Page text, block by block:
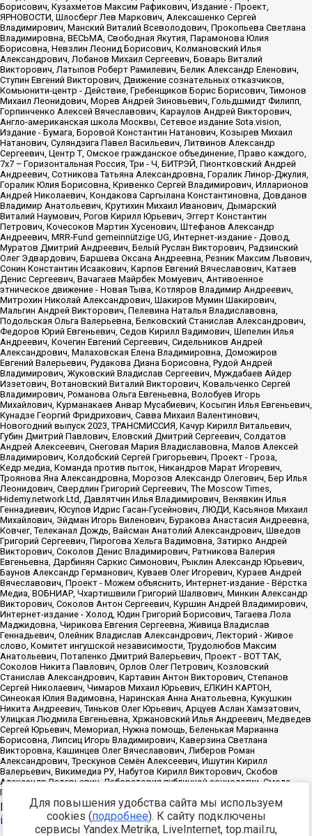
Источник:https://minjust.gov.ru/uploaded/files/reestr-
inostrannyih-agentov-22-03-2024.pdfданные на22.03.2024
Для повышения удобства сайта мы используем
cookies (подробнее). К сайту подключены
сервисы Yandex.Metrika, LiveInternet, top.mail.ru,